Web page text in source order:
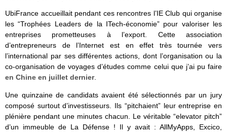
UbiFrance accueillait pendant ces rencontres l’IE Club qui organise
les “Trophées Leaders de la ITech-économie” pour valoriser les
entreprises prometteuses à l’export. Cette association
d’entrepreneurs de l’Internet est en effet très tournée vers
l’international par ses différentes actions, dont l’organisation ou la
co-organisation de voyages d’études comme celui que j’ai pu faire
en Chine en juillet dernier.
Une quinzaine de candidats avaient été sélectionnés par un jury
composé surtout d’investisseurs. Ils “pitchaient” leur entreprise en
plénière pendant une minutes chacun. Le véritable “elevator pitch”
d’un immeuble de La Défense ! Il y avait : AllMyApps, Excico,